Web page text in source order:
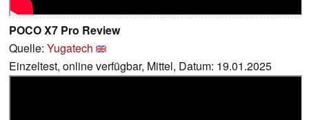
POCO X7 Pro Review
Quelle: Yugatech
Einzeltest, online verfügbar, Mittel, Datum: 19.01.2025